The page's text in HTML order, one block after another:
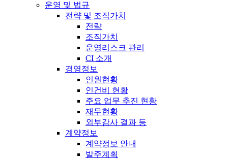
운영 및 법규
전략 및 조직가치
전략
조직가치
운영리스크 관리
CI 소개
경영정보
인원현황
인건비 현황
주요 업무 추진 현황
재무현황
외부감사 결과 등
계약정보
계약정보 안내
발주계획